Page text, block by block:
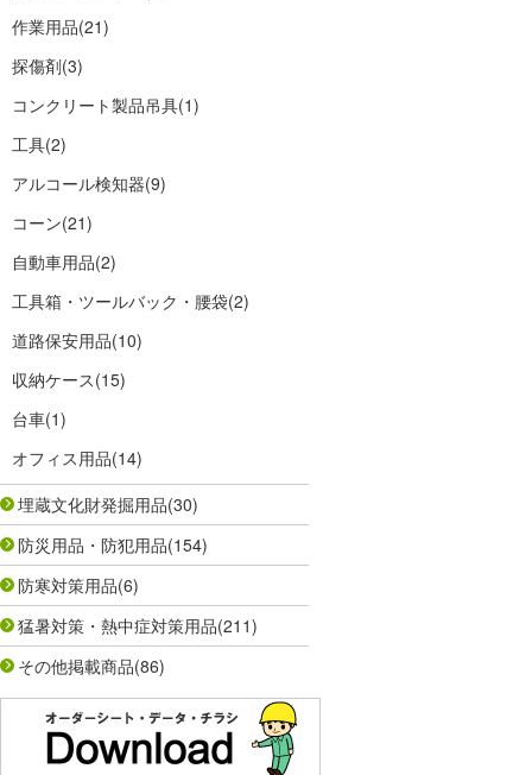
作業用品(21)
探傷剤(3)
コンクリート製品吊具(1)
工具(2)
アルコール検知器(9)
コーン(21)
自動車用品(2)
工具箱・ツールバック・腰袋(2)
道路保安用品(10)
収納ケース(15)
台車(1)
オフィス用品(14)
埋蔵文化財発掘用品(30)
防災用品・防犯用品(154)
防寒対策用品(6)
猛暑対策・熱中症対策用品(211)
その他掲載商品(86)